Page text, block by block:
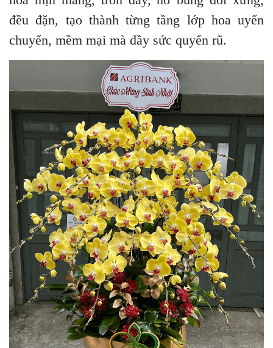
đều đặn, tạo thành từng tầng lớp hoa uyển
chuyển, mềm mại mà đầy sức quyến rũ.